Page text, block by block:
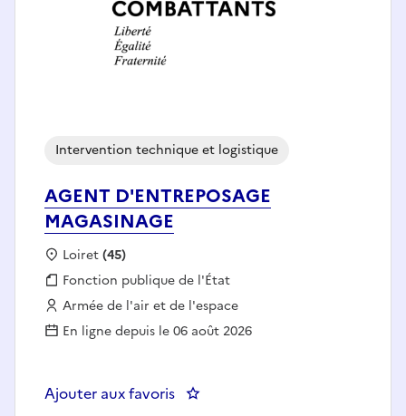
AGENT D'ENTREPOSAGE
MAGASINAGE
Intervention technique et logistique
Localisation :
Loiret(45)
Fonction publique :
Fonction publique de l'État
Employeur :
Armée de l'air et de l'espace
En ligne depuis le 06 août 2026
Ajouter aux favoris : AGENT D'ENTREPOSAGE